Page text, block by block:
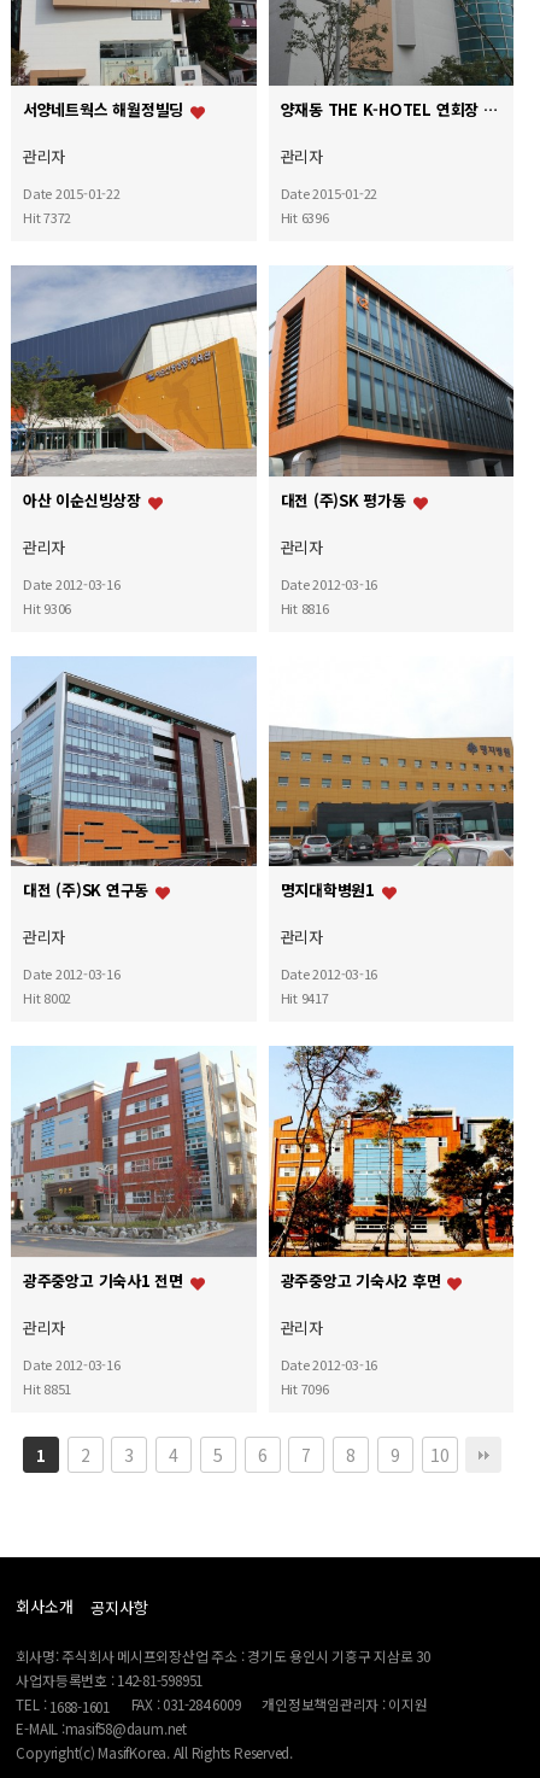
서양네트웍스 해월정빌딩
관리자
Date 2015-01-22
Hit 7372
양재동 THE K-HOTEL 연회장
관리자
Date 2015-01-22
Hit 6396
아산 이순신빙상장
관리자
Date 2012-03-16
Hit 9306
대전 (주)SK 평가동
관리자
Date 2012-03-16
Hit 8816
대전 (주)SK 연구동
관리자
Date 2012-03-16
Hit 8002
명지대학병원1
관리자
Date 2012-03-16
Hit 9417
광주중앙고 기숙사1 전면
관리자
Date 2012-03-16
Hit 8851
광주중앙고 기숙사2 후면
관리자
Date 2012-03-16
Hit 7096
1 2 3 4 5 6 7 8 9 10
회사소개 공지사항
회사명: 주식회사 메시프외장산업 주소 : 경기도 용인시 기흥구 지삼로 30
사업자등록번호 : 142-81-598951
TEL :1688-1601 FAX : 031-284 6009
개인정보책임관리자 : 이지원
E-MAIL :masif58@daum.net
Copyright(c) MasifKorea. All Rights Reserved.